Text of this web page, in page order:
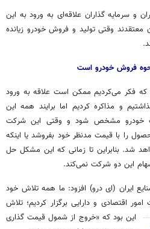
و سرمایه گذاران علاقه‌ای به ورود به این
معتقدند وقتی تولید و فروش خودرو زیانده
فروش خودرو است
که فکر می‌کردیم ممکن است علاقه به ورود
و مذاکره کردیم اما برایند همه این
خودرو مشخص شود و وقتی این شرکت
را با قیمت مدنظر خود بفروشد یا اینکه
شد. بنابراین تا زمانی که این مشکل حل
این دو شرکت نمی‌کند.
ایران (ایدرو) افزود: ما همه تلاش خود
اقتصادی و دارایی برگزار کردیم؛ تلاش
این بود که «خروج از شمول قیمت گذاری